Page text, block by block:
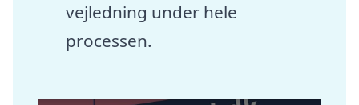
vejledning under hele
processen.